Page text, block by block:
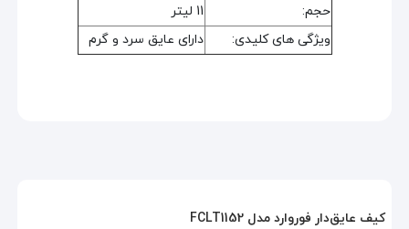
حجم:
11 لیتر
ویژگی های کلیدی:
دارای عایق سرد و گرم
کیف عایق‌دار فوروارد مدل FCLT1152